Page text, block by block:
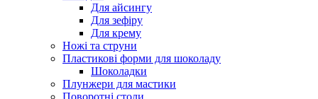
Для айсингу
Для зефіру
Для крему
Ножі та струни
Пластикові форми для шоколаду
Шоколадки
Плунжери для мастики
Поворотні столи